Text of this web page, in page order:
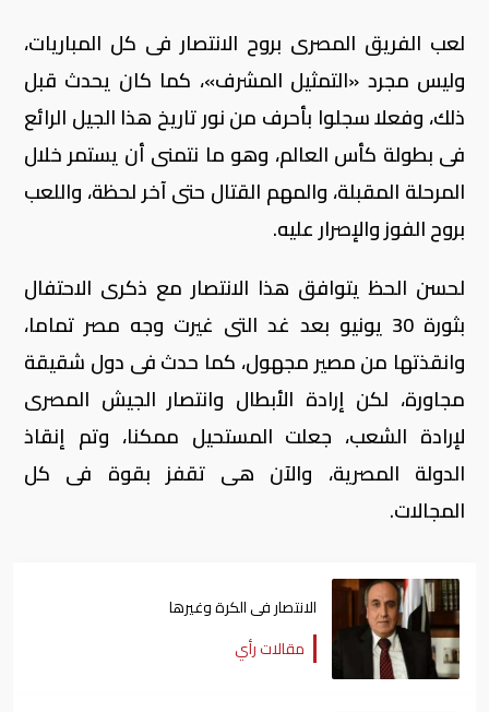
لعب الفريق المصرى بروح الانتصار فى كل المباريات،
وليس مجرد «التمثيل المشرف»، كما كان يحدث قبل
ذلك، وفعلا سجلوا بأحرف من نور تاريخ هذا الجيل الرائع
فى بطولة كأس العالم، وهو ما نتمنى أن يستمر خلال
المرحلة المقبلة، والمهم القتال حتى آخر لحظة، واللعب
بروح الفوز والإصرار عليه.
لحسن الحظ يتوافق هذا الانتصار مع ذكرى الاحتفال
بثورة 30 يونيو بعد غد التى غيرت وجه مصر تماما،
وانقذتها من مصير مجهول، كما حدث فى دول شقيقة
مجاورة، لكن إرادة الأبطال وانتصار الجيش المصرى
لإرادة الشعب، جعلت المستحيل ممكنا، وتم إنقاذ
الدولة المصرية، والآن هى تقفز بقوة فى كل
المجالات.
الانتصار فى الكرة وغيرها
مقالات رأي